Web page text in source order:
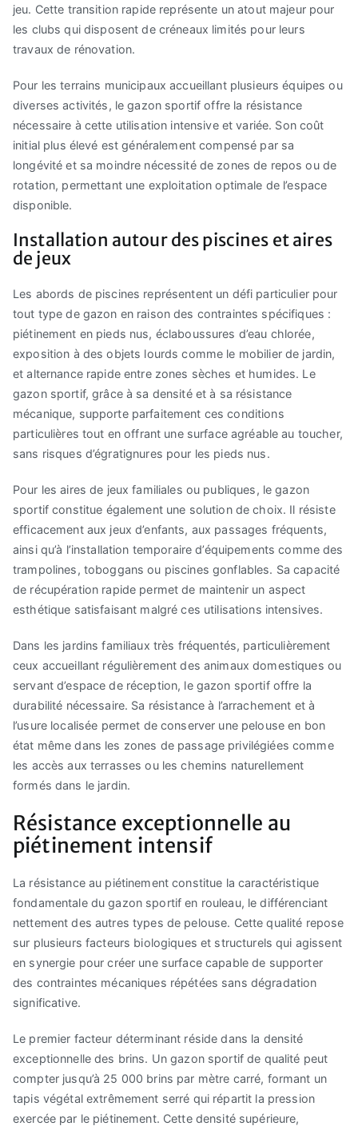
jeu. Cette transition rapide représente un atout majeur pour
les clubs qui disposent de créneaux limités pour leurs
travaux de rénovation.
Pour les terrains municipaux accueillant plusieurs équipes ou
diverses activités, le gazon sportif offre la résistance
nécessaire à cette utilisation intensive et variée. Son coût
initial plus élevé est généralement compensé par sa
longévité et sa moindre nécessité de zones de repos ou de
rotation, permettant une exploitation optimale de l’espace
disponible.
Installation autour des piscines et aires
de jeux
Les abords de piscines représentent un défi particulier pour
tout type de gazon en raison des contraintes spécifiques :
piétinement en pieds nus, éclaboussures d’eau chlorée,
exposition à des objets lourds comme le mobilier de jardin,
et alternance rapide entre zones sèches et humides. Le
gazon sportif, grâce à sa densité et à sa résistance
mécanique, supporte parfaitement ces conditions
particulières tout en offrant une surface agréable au toucher,
sans risques d’égratignures pour les pieds nus.
Pour les aires de jeux familiales ou publiques, le gazon
sportif constitue également une solution de choix. Il résiste
efficacement aux jeux d’enfants, aux passages fréquents,
ainsi qu’à l’installation temporaire d’équipements comme des
trampolines, toboggans ou piscines gonflables. Sa capacité
de récupération rapide permet de maintenir un aspect
esthétique satisfaisant malgré ces utilisations intensives.
Dans les jardins familiaux très fréquentés, particulièrement
ceux accueillant régulièrement des animaux domestiques ou
servant d’espace de réception, le gazon sportif offre la
durabilité nécessaire. Sa résistance à l’arrachement et à
l’usure localisée permet de conserver une pelouse en bon
état même dans les zones de passage privilégiées comme
les accès aux terrasses ou les chemins naturellement
formés dans le jardin.
Résistance exceptionnelle au
piétinement intensif
La résistance au piétinement constitue la caractéristique
fondamentale du gazon sportif en rouleau, le différenciant
nettement des autres types de pelouse. Cette qualité repose
sur plusieurs facteurs biologiques et structurels qui agissent
en synergie pour créer une surface capable de supporter
des contraintes mécaniques répétées sans dégradation
significative.
Le premier facteur déterminant réside dans la densité
exceptionnelle des brins. Un gazon sportif de qualité peut
compter jusqu’à 25 000 brins par mètre carré, formant un
tapis végétal extrêmement serré qui répartit la pression
exercée par le piétinement. Cette densité supérieure,